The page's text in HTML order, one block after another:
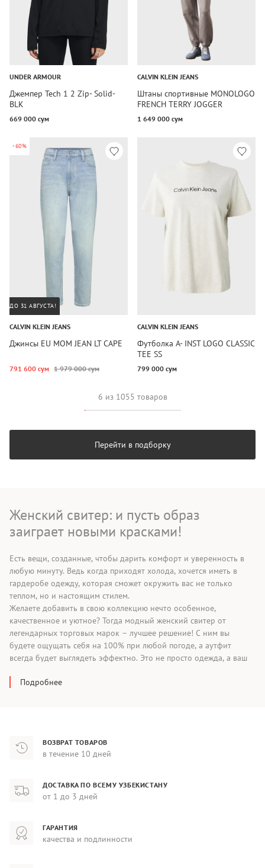
UNDER ARMOUR
Джемпер Tech 1 2 Zip- Solid-
BLK
669 000 сум
CALVIN KLEIN JEANS
Штаны спортивные MONOLOGO
FRENCH TERRY JOGGER
1 649 000 сум
-60%
ДО 31 АВГУСТА!
CALVIN KLEIN JEANS
Джинсы EU MOM JEAN LT CAPE
791 600 сум 1 979 000 сум
CALVIN KLEIN JEANS
Футболка A- INST LOGO CLASSIC
TEE SS
799 000 сум
6 из 1055 товаров
Перейти в подборку
Женский свитер: и пусть образ
заиграет новыми красками!
Есть вещи, созданные, чтобы дарить комфорт и уверенность в
любую минуту. Ведь когда приходят холода, хочется иметь в
гардеробе одежду, которая сможет окружить вас не только
теплом, но и настоящим стилем.
Желаете добавить в свою коллекцию нечто особенное,
качественное и уютное? Тогда модный женский свитер от
легендарных торговых марок – лучшее решение! С ним вы
будете ощущать себя на 100% при любой погоде, а аутфит
всегда будет выглядеть эффектно. Это не просто одежда, а ваш
вам. Calvin Klein Jeans и Tommy Hilfiger представляют миру
собственный современный взгляд на повседневную элегантность
созданию товаров никого не оставляют равнодушным.
Выбирая продукцию этих фирм, вы получаете изделия, которые с
Основные аспекты создания
Подробнее
ВОЗВРАТ ТОВАРОВ
в течение 10 дней
ДОСТАВКА ПО ВСЕМУ УЗБЕКИСТАНУ
от 1 до 3 дней
ГАРАНТИЯ
качества и подлинности